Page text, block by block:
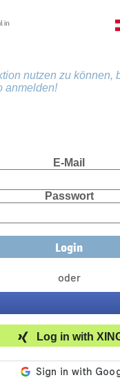
nutzen zu können,
anmelden!
E-Mail
Passwort
oder
Log in with